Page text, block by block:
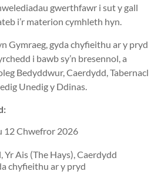
gwerthfawr i sut y gall
i’r materion cymhleth hyn.
Gymraeg, gyda chyfieithu ar y pryd
i bawb sy’n bresennol, a
Bedyddwur, Caerdydd, Tabernacl
Unedig y Ddinas.
12 Chwefror 2026
Yr Ais (The Hays), Caerdydd
chyfieithu ar y pryd